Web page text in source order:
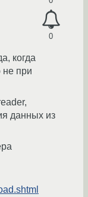
0
когда
не при
данных из